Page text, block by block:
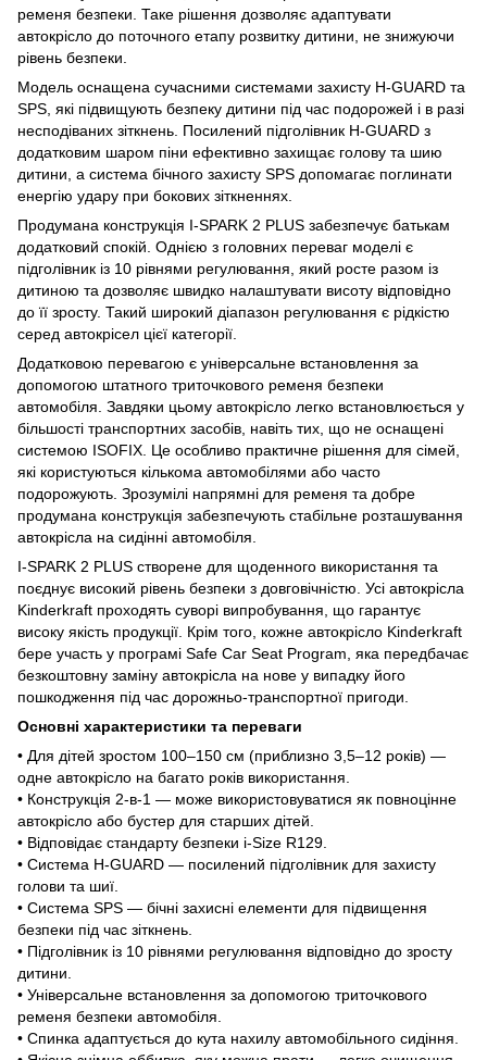
ременя безпеки. Таке рішення дозволяє адаптувати
автокрісло до поточного етапу розвитку дитини, не знижуючи
рівень безпеки.
Модель оснащена сучасними системами захисту H-GUARD та
SPS, які підвищують безпеку дитини під час подорожей і в разі
несподіваних зіткнень. Посилений підголівник H-GUARD з
додатковим шаром піни ефективно захищає голову та шию
дитини, а система бічного захисту SPS допомагає поглинати
енергію удару при бокових зіткненнях.
Продумана конструкція I-SPARK 2 PLUS забезпечує батькам
додатковий спокій. Однією з головних переваг моделі є
підголівник із 10 рівнями регулювання, який росте разом із
дитиною та дозволяє швидко налаштувати висоту відповідно
до її зросту. Такий широкий діапазон регулювання є рідкістю
серед автокрісел цієї категорії.
Додатковою перевагою є універсальне встановлення за
допомогою штатного триточкового ременя безпеки
автомобіля. Завдяки цьому автокрісло легко встановлюється у
більшості транспортних засобів, навіть тих, що не оснащені
системою ISOFIX. Це особливо практичне рішення для сімей,
які користуються кількома автомобілями або часто
подорожують. Зрозумілі напрямні для ременя та добре
продумана конструкція забезпечують стабільне розташування
автокрісла на сидінні автомобіля.
I-SPARK 2 PLUS створене для щоденного використання та
поєднує високий рівень безпеки з довговічністю. Усі автокрісла
Kinderkraft проходять суворі випробування, що гарантує
високу якість продукції. Крім того, кожне автокрісло Kinderkraft
бере участь у програмі Safe Car Seat Program, яка передбачає
безкоштовну заміну автокрісла на нове у випадку його
пошкодження під час дорожньо-транспортної пригоди.
Основні характеристики та переваги
• Для дітей зростом 100–150 см (приблизно 3,5–12 років) —
одне автокрісло на багато років використання.
• Конструкція 2-в-1 — може використовуватися як повноцінне
автокрісло або бустер для старших дітей.
• Відповідає стандарту безпеки i-Size R129.
• Система H-GUARD — посилений підголівник для захисту
голови та шиї.
• Система SPS — бічні захисні елементи для підвищення
безпеки під час зіткнень.
• Підголівник із 10 рівнями регулювання відповідно до зросту
дитини.
• Універсальне встановлення за допомогою триточкового
ременя безпеки автомобіля.
• Спинка адаптується до кута нахилу автомобільного сидіння.